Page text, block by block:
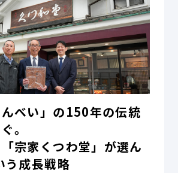
べい」の150年の伝統
。
宗家くつわ堂」が選ん
う成長戦略